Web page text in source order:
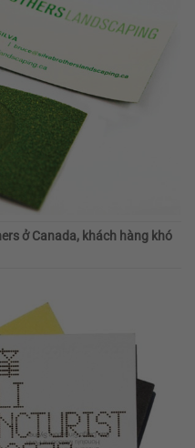
ở Canada, khách hàng khó